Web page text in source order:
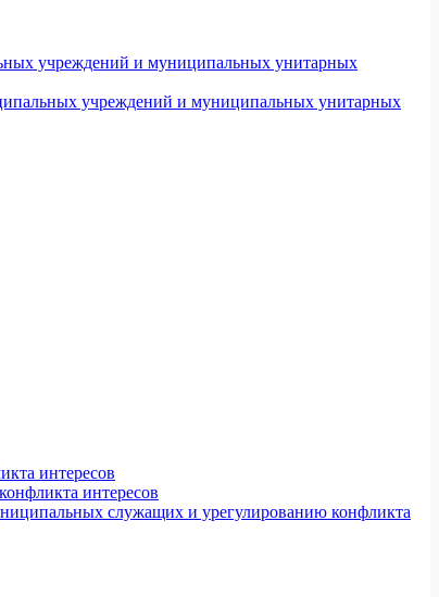
учреждений и муниципальных унитарных
учреждений и муниципальных унитарных
интересов
интересов
служащих и урегулированию конфликта